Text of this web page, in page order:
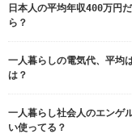
日本人の平均年収400万円
ら？
一人暮らしの電気代、平均
は？
一人暮らし社会人のエンゲ
い使ってる？